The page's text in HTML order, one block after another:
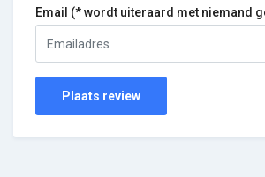
Email (* wordt uiteraard met niemand
Plaats review